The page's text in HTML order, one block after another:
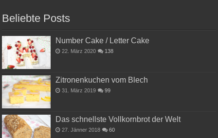
Beliebte Posts
Number Cake / Letter Cake
22. März 2020 138
Zitronenkuchen vom Blech
31. März 2019 99
Das schnellste Vollkornbrot der Welt
27. Jänner 2018 60